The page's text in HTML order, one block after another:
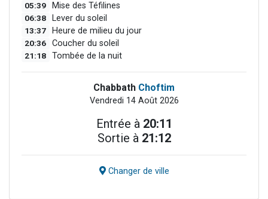
05:39 Mise des Téfilines
06:38 Lever du soleil
13:37 Heure de milieu du jour
20:36 Coucher du soleil
21:18 Tombée de la nuit
Chabbath Choftim
Vendredi 14 Août 2026
Entrée à 20:11
Sortie à 21:12
Changer de ville